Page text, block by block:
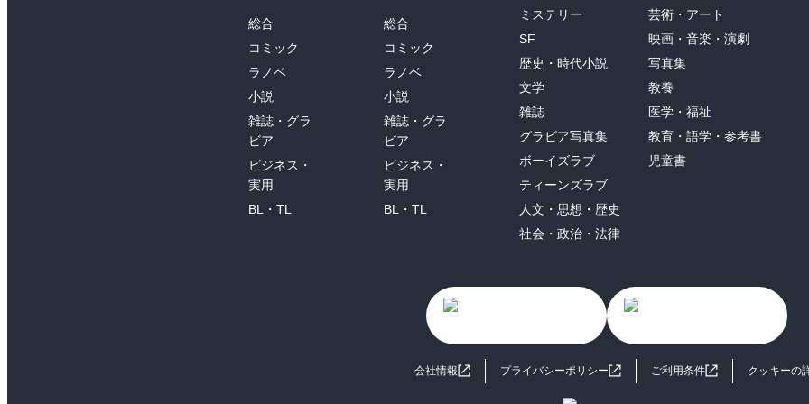
総合
コミック
ラノベ
小説
雑誌・グラ
ビア
ビジネス・
実用
BL・TL
総合
コミック
ラノベ
小説
雑誌・グラ
ビア
ビジネス・
実用
BL・TL
ミステリー
SF
歴史・時代小説
文学
雑誌
グラビア写真集
ボーイズラブ
ティーンズラブ
人文・思想・歴史
社会・政治・法律
芸術・アート
映画・音楽・演劇
写真集
教養
医学・福祉
教育・語学・参考書
児童書
会社情報 プライバシーポリシー ご利用条件 クッキーの